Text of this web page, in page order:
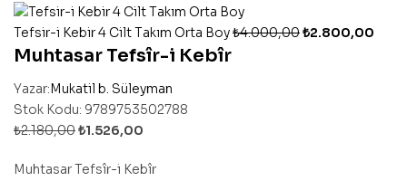
Tefsir-i Kebir 4 Cilt Takım Orta Boy₺4.000,00₺2.800,00
Muhtasar Tefsîr-i Kebîr
Yazar:Mukatil b. Süleyman
Stok Kodu: 9789753502788
₺2.180,00₺1.526,00
Muhtasar Tefsîr-i Kebîr